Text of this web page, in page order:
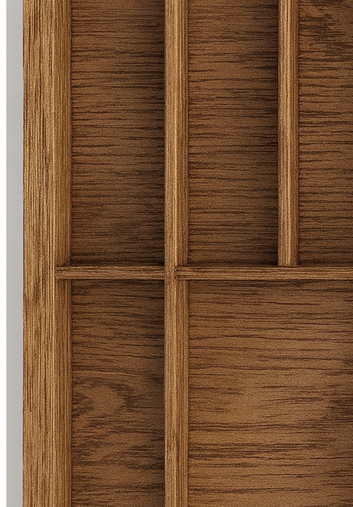
Товары
Серия TETRIS top (ТЕТРИС топ) для хранения столовых
приборов
Серия TETRIS more (ТЕТРИС мор) органайзеры для посуды
Серия ANY KITCHEN (ЭНИ КИЧЕН) модульная система
лотков и разделителей
Серия BLACKWOOD (БЛЭКВУД) модульная система в
уникальном дизайне
Серия PRIMA (ПРИМА) Орех
Кухонные аксессуары
Бутылочницы
Мебельные ручки
Коллекция TETRIS top
Контакты
+7 (495) 150-06-22 доб. 125
г. Москва, Международное шоссе, 4
sales@only-wood.com
График работы
Пн-Пт: 09:00 - 18:00
Наверх